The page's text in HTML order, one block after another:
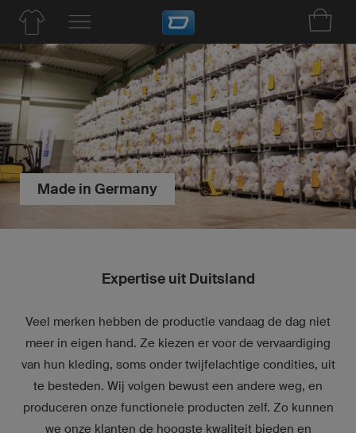
Made in Germany
Expertise uit Duitsland
Veel merken hebben de productie vandaag de dag niet
meer in eigen hand. Ze kiezen er voor de vervaardiging
van hun kleding, soms onder twijfelachtige condities, uit
te besteden. Wij volgen bewust een andere weg, en
produceren onze functionele producten zelf. Zo kunnen
we onze klanten de hoogste kwaliteit bieden en